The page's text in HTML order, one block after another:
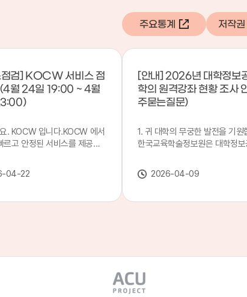
점검] KOCW 서비스 점
월 24일 19:00 ~ 4월
. KOCW 입니다.KOCW 에서
르고 안정된 서비스를 제공하
비스 점검 작업 일시 : 4월
~ 4월 25일(토) 23:00
될 예정이오니, 이 점 양해하
04-22
[안내] 2026년 대학정보
학의 원격강좌 현황 조사
주묻는질문)
1. 귀 대학의 무궁한 발전을 기원
한국교육학술정보원은 대학정
본 조사는 2025. 3. 1~2026. 2.
에 운영된 원격강좌(이러닝) 현
강좌(12-바)'에 데이터를 연계할
인시 캠퍼스인 경우 해당 캠퍼스
있는 기관명을 선택하시면 됩니
2026-04-09
주요통계 저작